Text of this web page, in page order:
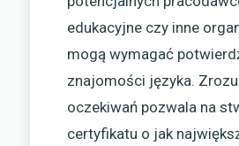
edukacyjne czy inne
mogą wymagać
znajomości języka.
oczekiwań pozwala na
certyfikatu o jak